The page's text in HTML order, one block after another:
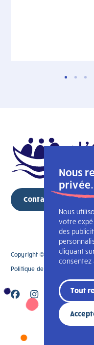
Nous
privée.
Nous
votre
des
cliquant
consentez
Tout
Contacter
Copyright © 2026
Politique de confidentialité